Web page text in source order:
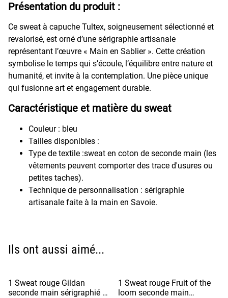
Présentation du produit :
Ce sweat à capuche Tultex, soigneusement sélectionné et
revalorisé, est orné d’une sérigraphie artisanale
représentant l’œuvre « Main en Sablier ». Cette création
symbolise le temps qui s’écoule, l’équilibre entre nature et
humanité, et invite à la contemplation. Une pièce unique
qui fusionne art et engagement durable.
Caractéristique et matière du sweat
Couleur : bleu
Tailles disponibles :
Type de textile :sweat en coton de seconde main (les
vêtements peuvent comporter des trace d'usures ou
petites taches).
Technique de personnalisation : sérigraphie
artisanale faite à la main en Savoie.
Ils ont aussi aimé...
1 Sweat rouge Gildan
seconde main sérigraphié –
1 Sweat rouge Fruit of the
loom seconde main